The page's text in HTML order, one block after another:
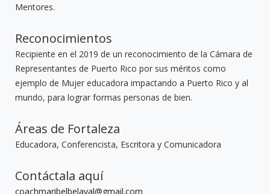
Mentores.
Reconocimientos
Recipiente en el 2019 de un reconocimiento de la Cámara de
Representantes de Puerto Rico por sus méritos como
ejemplo de Mujer educadora impactando a Puerto Rico y al
mundo, para lograr formas personas de bien.
Áreas de Fortaleza
Educadora, Conferencista, Escritora y Comunicadora
Contáctala aquí
coachmaribelbelaval@gmail.com